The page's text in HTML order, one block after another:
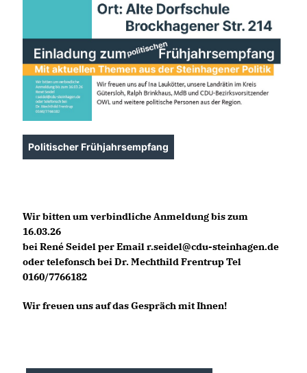
Politischer Frühjahrsempfang
Wir bitten um verbindliche Anmeldung bis zum
16.03.26
bei René Seidel per Email r.seidel@cdu-steinhagen.de
oder telefonsch bei Dr. Mechthild Frentrup Tel
0160/7766182
Wir freuen uns auf das Gespräch mit Ihnen!